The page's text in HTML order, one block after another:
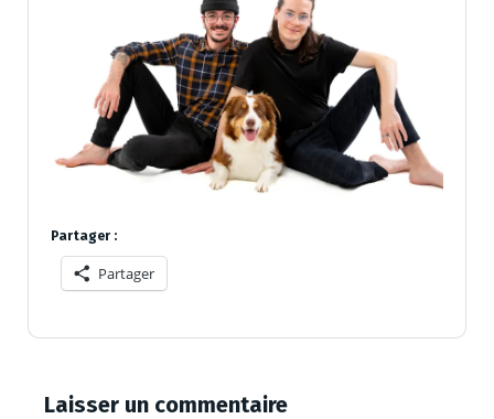
Partager :
Partager
Laisser un commentaire